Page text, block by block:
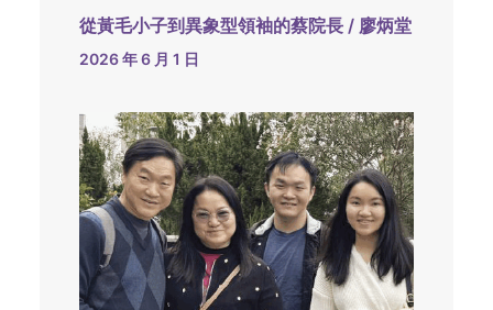
從黃毛小子到異象型領袖的蔡院長 / 廖炳堂
2026 年 6 月 1 日